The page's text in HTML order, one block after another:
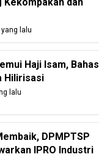
lalu
Haji Isam, Bahas
Hilirisasi
lalu
DPMPTSP
IPRO Industri